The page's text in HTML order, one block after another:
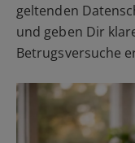
geltenden
und geben Dir
Betrugsversuche